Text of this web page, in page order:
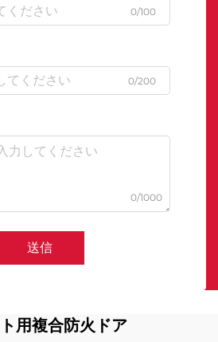
0/100
0/200
0/1000
送信
用複合防火ドア